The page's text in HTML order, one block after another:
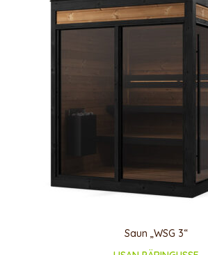
Saun „WSG 3“